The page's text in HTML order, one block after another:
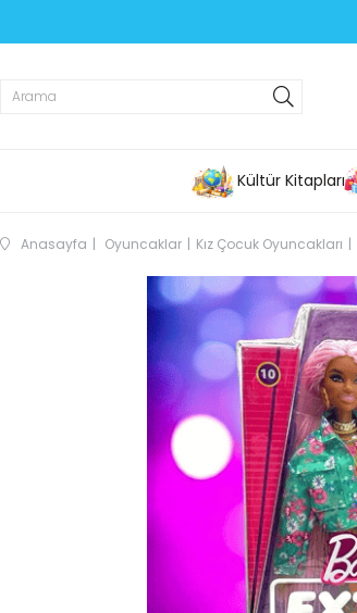
Kültür Kitapları
Anasayfa Oyuncaklar Kız Çocuk Oyuncakları